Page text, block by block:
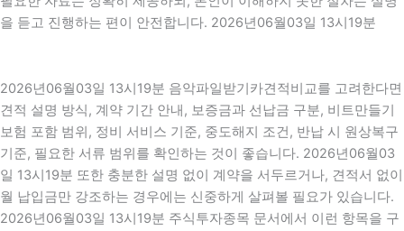
을 듣고 진행하는 편이 안전합니다. 2026년06월03일 13시19분
2026년06월03일 13시19분 음악파일받기카견적비교를 고려한다면
견적 설명 방식, 계약 기간 안내, 보증금과 선납금 구분, 비트만들기
보험 포함 범위, 정비 서비스 기준, 중도해지 조건, 반납 시 원상복구
기준, 필요한 서류 범위를 확인하는 것이 좋습니다. 2026년06월03
일 13시19분 또한 충분한 설명 없이 계약을 서두르거나, 견적서 없이
월 납입금만 강조하는 경우에는 신중하게 살펴볼 필요가 있습니다.
2026년06월03일 13시19분 주식투자종목 문서에서 이런 항목을 구